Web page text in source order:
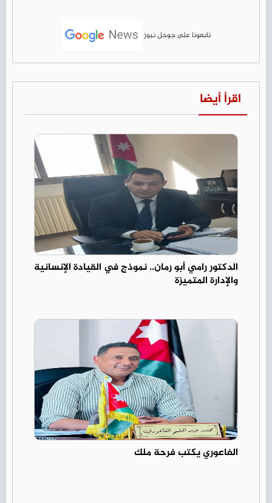
تابعونا على جوجل نيوز
اقرأ أيضا
الدكتور رامي أبو رمان.. نموذج في القيادة الإنسانية
والإدارة المتميزة
الفاعوري يكتب فرحة ملك